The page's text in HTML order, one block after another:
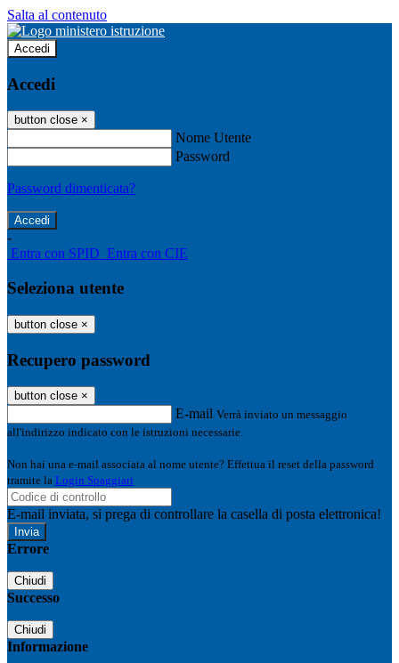
Salta al contenuto
Accedi
Accedi
button close ×
Nome Utente
Password
Password dimenticata?
-
Entra con SPID Entra con CIE
Seleziona utente
button close ×
Recupero password
button close ×
E-mail Verrà inviato un messaggio
all'indirizzo indicato con le istruzioni necessarie.
Non hai una e-mail associata al nome utente? Effettua il reset della password
tramite la Login Spaggiari
E-mail inviata, si prega di controllare la casella di posta elettronica!
Errore
Chiudi
Successo
Chiudi
Informazione